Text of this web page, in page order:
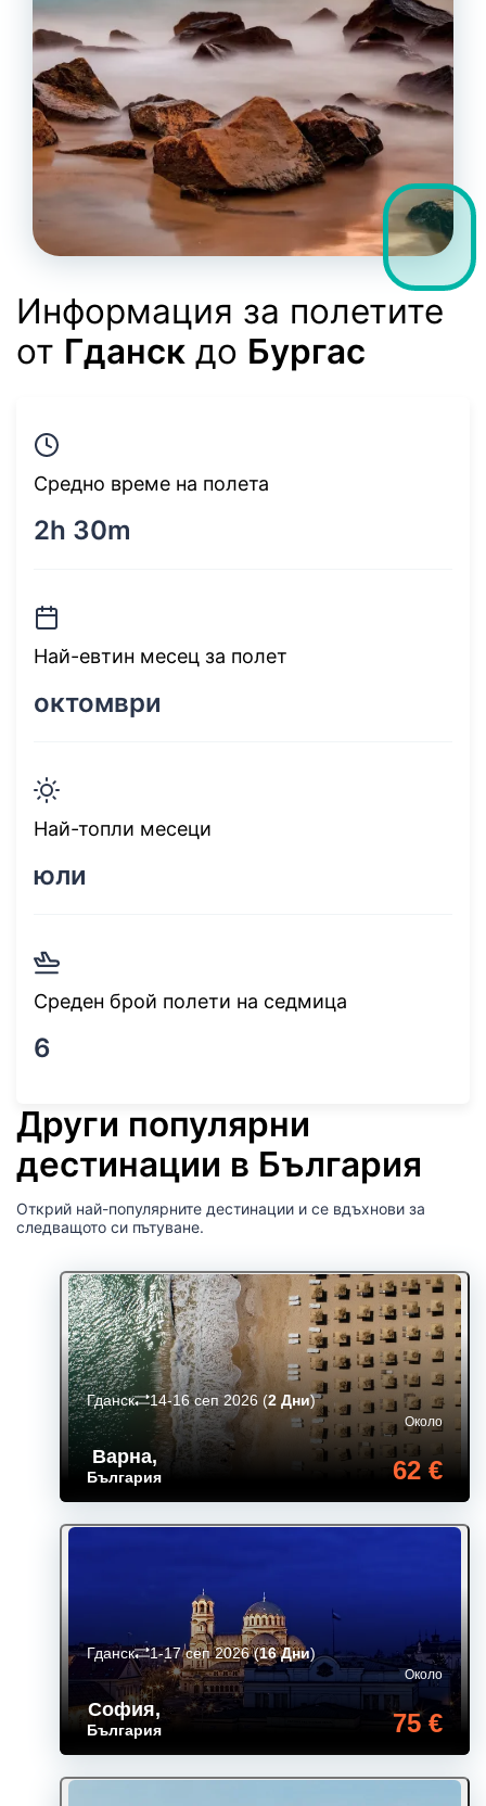
Информация за полетите
от Гданск до Бургас
Средно време на полета
2h 30m
Най-евтин месец за полет
октомври
Най-топли месеци
юли
Среден брой полети на седмица
6
Други популярни
дестинации в България
Открий най-популярните дестинации и се вдъхнови за
следващото си пътуване.
Варна,
България
Около
62 €
Гданск 14-16 сеп 2026 (2 Дни)
София,
България
Около
75 €
Гданск 1-17 сеп 2026(16 Дни)